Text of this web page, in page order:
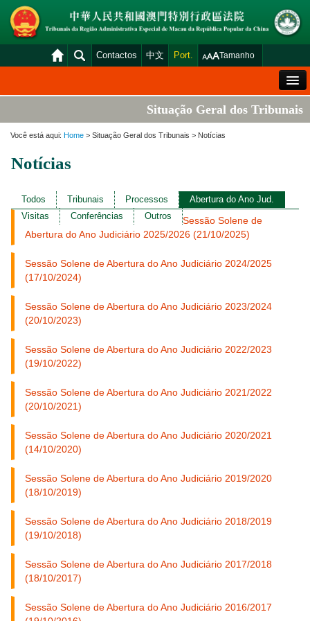
Contactos 中文 Port. Tamanho
Situação Geral dos Tribunais
Venda Judicial
Consulta das declarações de rendimentos
Download
Plataforma electrónica dos tribunais
Situação Geral dos Tribunais
Você está aqui: Home > Situação Geral dos Tribunais > Notícias
Notícias
Todos Tribunais Processos
Abertura do Ano Jud.
Visitas
Conferências Outros
Sessão Solene de
Abertura do Ano Judiciário 2025/2026 (21/10/2025)
Sessão Solene de Abertura do Ano Judiciário 2024/2025
(17/10/2024)
Sessão Solene de Abertura do Ano Judiciário 2023/2024
(20/10/2023)
Sessão Solene de Abertura do Ano Judiciário 2022/2023
(19/10/2022)
Sessão Solene de Abertura do Ano Judiciário 2021/2022
(20/10/2021)
Sessão Solene de Abertura do Ano Judiciário 2020/2021
(14/10/2020)
Sessão Solene de Abertura do Ano Judiciário 2019/2020
(18/10/2019)
Sessão Solene de Abertura do Ano Judiciário 2018/2019
(19/10/2018)
Sessão Solene de Abertura do Ano Judiciário 2017/2018
(18/10/2017)
Sessão Solene de Abertura do Ano Judiciário 2016/2017